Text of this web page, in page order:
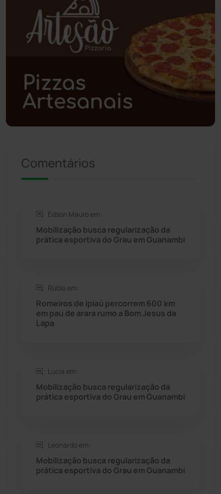
Poções (182)
Polícia Civil (55)
Polícia Militar (27)
Política (03)
Presidente Jânio Qu... (125)
Rio de Contas
Rio do Pires (97)
Seabra
Sebastião Laranjeiras
Sudoeste Baiano
Tanhaçu (425)
Comentários
Edson Mauro em:
Mobilização busca regularização da
prática esportiva do Grau em Guanambi
Rúbia em:
Romeiros de Ipiaú percorrem 600 km
em pau de arara rumo a Bom Jesus da
Lapa
Lúcia em:
Mobilização busca regularização da
prática esportiva do Grau em Guanambi
Leonardo em:
Mobilização busca regularização da
prática esportiva do Grau em Guanambi